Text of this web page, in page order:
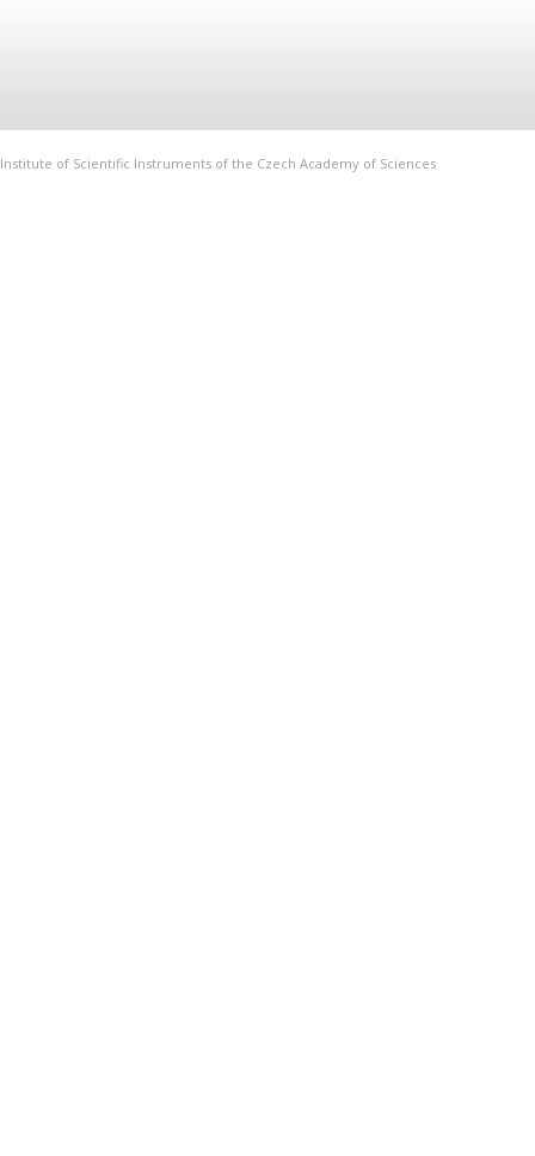
Institute of Scientific Instruments of the Czech Academy of Sciences